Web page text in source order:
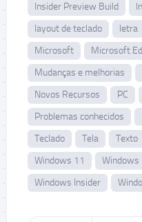
Insider Preview Build
layout de teclado
letra
Microsoft
Microsoft
Mudanças e melhorias
Novos Recursos
PC
Problemas conhecidos
Teclado
Tela Texto
Windows 11
Windows
Windows Insider